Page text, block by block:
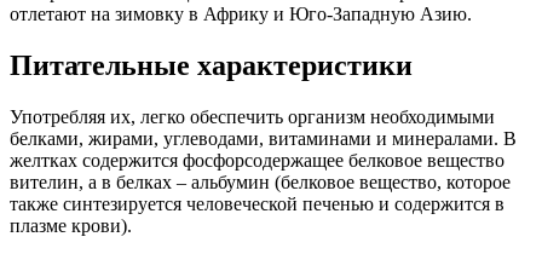
отлетают на зимовку в Африку и Юго-Западную Азию.
Питательные характеристики
Употребляя их, легко обеспечить организм необходимыми
белками, жирами, углеводами, витаминами и минералами. В
желтках содержится фосфорсодержащее белковое вещество
вителин, а в белках – альбумин (белковое вещество, которое
также синтезируется человеческой печенью и содержится в
плазме крови).